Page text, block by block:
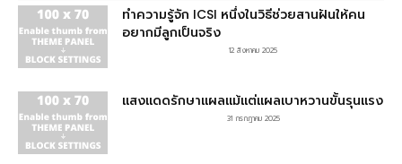
ทำความรู้จัก ICSI หนึ่งในวิธีช่วยสานฝันให้คน
อยากมีลูกเป็นจริง
12 สิงหาคม 2025
แสงแดดรักษาแผลแม้แต่แผลเบาหวานขั้นรุนแรง
31 กรกฎาคม 2025